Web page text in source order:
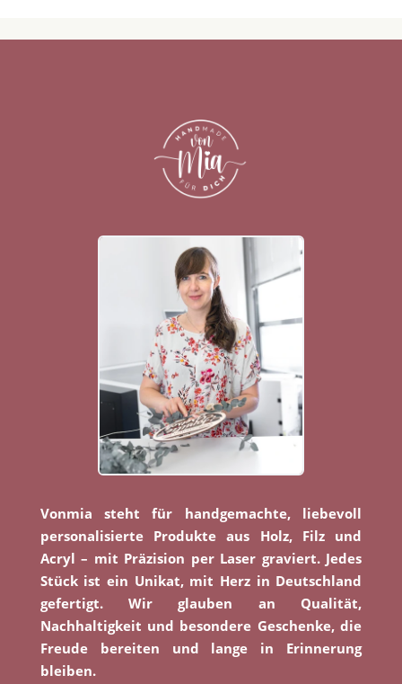
Vonmia steht für handgemachte, liebevoll
personalisierte Produkte aus Holz, Filz und
Acryl – mit Präzision per Laser graviert. Jedes
Stück ist ein Unikat, mit Herz in Deutschland
gefertigt. Wir glauben an Qualität,
Nachhaltigkeit und besondere Geschenke, die
Freude bereiten und lange in Erinnerung
bleiben.